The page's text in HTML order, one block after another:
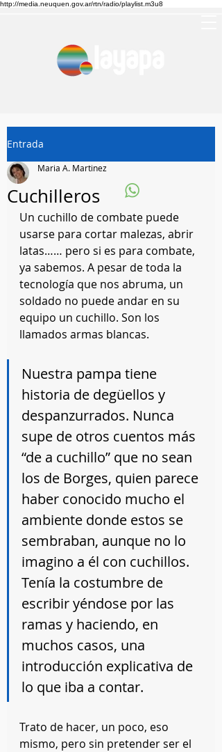
http://media.neuquen.gov.ar/rtn/radio/playlist.m3u8
Entrada
Cuchilleros
Maria A. Martinez
Un cuchillo de combate puede
usarse para cortar malezas, abrir
latas…… pero si es para combate,
ya sabemos. A pesar de toda la
tecnología que nos abruma, un
soldado no puede andar en su
equipo un cuchillo. Son los
llamados armas blancas.
Nuestra pampa tiene
historia de degüellos y
despanzurrados. Nunca
supe de otros cuentos más
“de a cuchillo” que no sean
los de Borges, quien parece
haber conocido mucho el
ambiente donde estos se
sembraban, aunque no lo
imagino a él con cuchillos.
Tenía la costumbre de
escribir yéndose por las
ramas y haciendo, en
muchos casos, una
introducción explicativa de
lo que iba a contar.
Trato de hacer, un poco, eso
mismo, pero sin pretender ser el